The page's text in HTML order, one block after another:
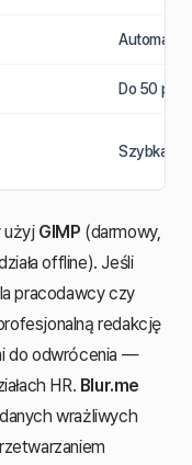
Do 50
Szybka
użyj GIMP (darmowy,
offline). Jeśli
pracodawcy czy
redakcję
do odwrócenia —
HR. Blur.me
wrażliwych